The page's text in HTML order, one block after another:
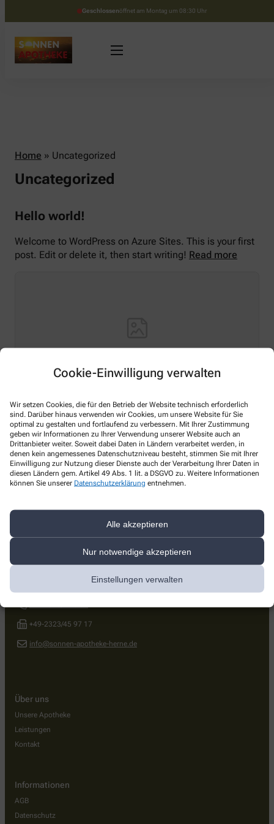
Cookie-Einwilligung verwalten
Wir setzen Cookies, die für den Betrieb der Website technisch erforderlich
sind. Darüber hinaus verwenden wir Cookies, um unsere Website für Sie
optimal zu gestalten und fortlaufend zu verbessern. Mit Ihrer Zustimmung
geben wir Informationen zu Ihrer Verwendung unserer Website auch an
Drittanbieter weiter. Soweit dabei Daten in Ländern verarbeitet werden, in
denen kein angemessenes Datenschutzniveau besteht, stimmen Sie mit Ihrer
Einwilligung zur Nutzung dieser Dienste auch der Verarbeitung Ihrer Daten in
diesen Ländern gem. Artikel 49 Abs. 1 lit. a DSGVO zu. Weitere Informationen
können Sie unserer Datenschutzerklärung entnehmen.
Alle akzeptieren
Nur notwendige akzeptieren
Einstellungen verwalten
Geschlossenöffnet am Montag um 08:30 Uhr
Home » Uncategorized
Uncategorized
Hello world!
Welcome to WordPress on Azure Sites. This is your first
post. Edit or delete it, then start writing! Read more
Hello world!
Welcome to WordPress on Azure Sites. This is your first
post. Edit or delete it, then start writing!
Mehr Lesen
Kontakt
Sonnen-Apotheke
+49-2323/45 97 17
info@sonnen-apotheke-herne.de
Über uns
Unsere Apotheke
Leistungen
Kontakt
Informationen
AGB
Datenschutz